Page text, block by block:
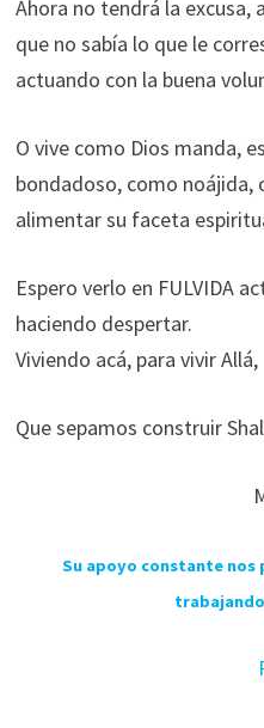
Ahora no tendrá la excusa,
que no sabía lo que le
actuando con la buena
O vive como Dios manda,
bondadoso, como noájida,
alimentar su faceta
Espero verlo en FULVIDA
haciendo despertar.
Viviendo acá, para vivir Allá,
Que sepamos construir
Su apoyo constante nos
trabajando